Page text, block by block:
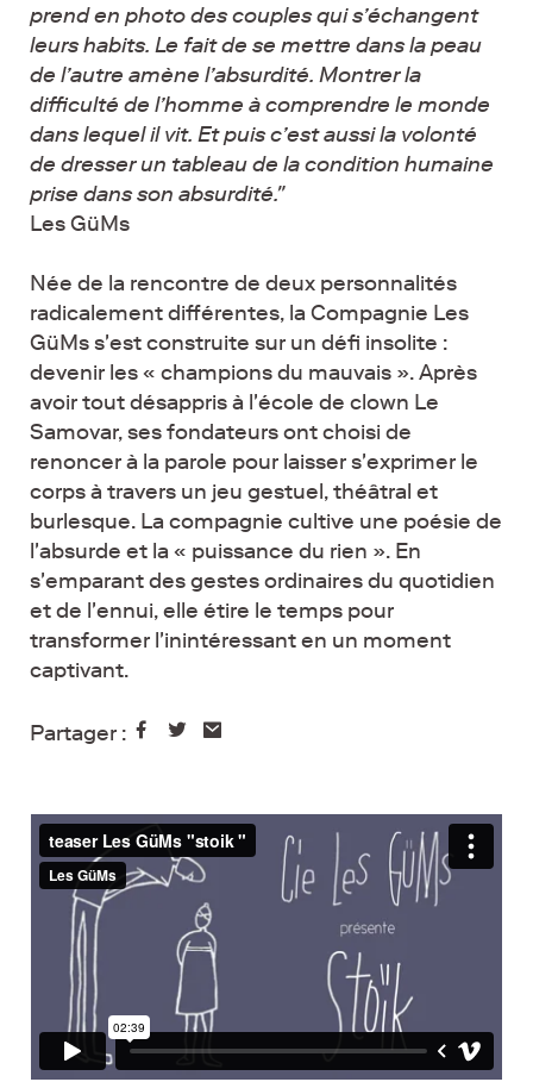
prend en photo des couples qui s’échangent
leurs habits. Le fait de se mettre dans la peau
de l’autre amène l’absurdité. Montrer la
difficulté de l’homme à comprendre le monde
dans lequel il vit. Et puis c’est aussi la volonté
de dresser un tableau de la condition humaine
prise dans son absurdité."
Les GüMs
Née de la rencontre de deux personnalités
radicalement différentes, la Compagnie Les
GüMs s'est construite sur un défi insolite :
devenir les « champions du mauvais ». Après
avoir tout désappris à l'école de clown Le
Samovar, ses fondateurs ont choisi de
renoncer à la parole pour laisser s'exprimer le
corps à travers un jeu gestuel, théâtral et
burlesque. La compagnie cultive une poésie de
l'absurde et la « puissance du rien ». En
s'emparant des gestes ordinaires du quotidien
et de l'ennui, elle étire le temps pour
transformer l'inintéressant en un moment
captivant.
Partager :